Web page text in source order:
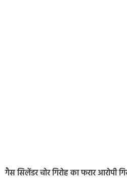
गैस सिलेंडर चोर गिरोह का फरार आरोपी